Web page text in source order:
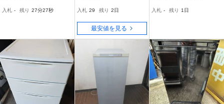
厨房機器】R02056
入札 - 残り 27分26秒 入札 29 残り 2日
最安値を見る
入札 - 残り 1日